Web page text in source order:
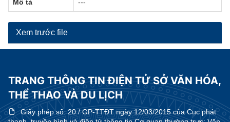
Mô tả ---
Xem trước file
TRANG THÔNG TIN ĐIỆN TỬ SỞ VĂN HÓA,
THỂ THAO VÀ DU LỊCH
Giấy phép số:20 / GP-TTĐT ngày 12/03/2015 của Cục phát